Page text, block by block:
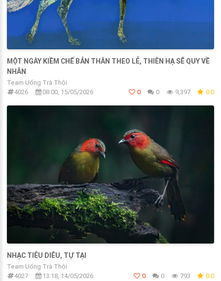
MỘT NGÀY KIỀM CHẾ BẢN THÂN THEO LỄ, THIÊN HẠ SẼ QUY VỀ
NHÂN
Team Uống Trà Thôi
4026
08:00, 15/05/2026 0 0 9,397 0.0
NHẠC TIÊU DIÊU, TỰ TẠI
Team Uống Trà Thôi
4027
13:18, 14/05/2026 0 0 793 0.0